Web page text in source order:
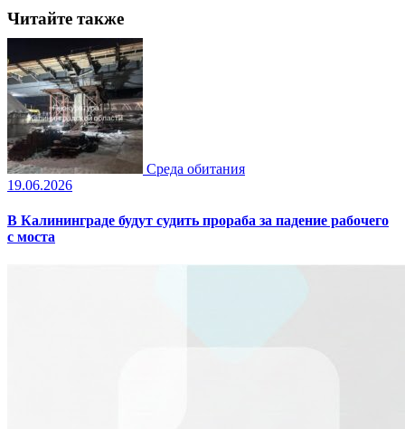
Читайте также
Среда обитания
19.06.2026
В Калининграде будут судить прораба за падение рабочего
с моста